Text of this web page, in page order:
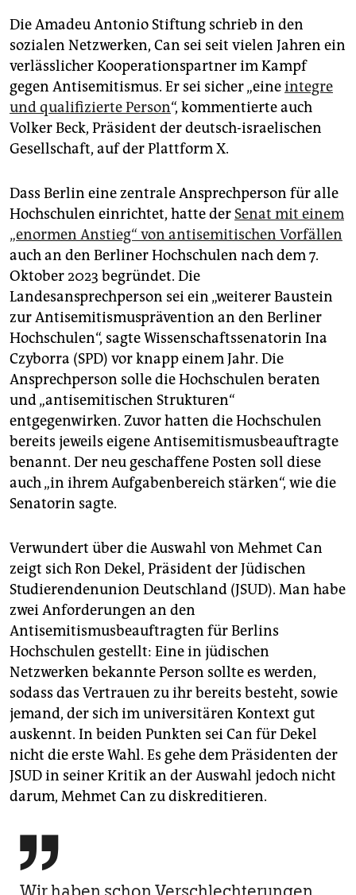
Die Amadeu Antonio Stiftung schrieb in den
sozialen Netzwerken, Can sei seit vielen Jahren ein
verlässlicher Kooperationspartner im Kampf
gegen Antisemitismus. Er sei sicher „eineintegre
und qualifizierte Person“, kommentierte auch
Volker Beck, Präsident der deutsch-israelischen
Gesellschaft, auf der Plattform X.
Dass Berlin eine zentrale Ansprechperson für alle
Hochschulen einrichtet, hatte der Senat mit einem
„enormen Anstieg“ von antisemitischen Vorfällen
auch an den Berliner Hochschulen nach dem 7.
Oktober 2023 begründet. Die
Landesansprechperson sei ein „weiterer Baustein
zur Antisemitismusprävention an den Berliner
Hochschulen“, sagte Wissenschaftssenatorin Ina
Czyborra (SPD) vor knapp einem Jahr. Die
Ansprechperson solle die Hochschulen beraten
und „antisemitischen Strukturen“
entgegenwirken. Zuvor hatten die Hochschulen
bereits jeweils eigene Antisemitismusbeauftragte
benannt. Der neu geschaffene Posten soll diese
auch „in ihrem Aufgabenbereich stärken“, wie die
Senatorin sagte.
Verwundert über die Auswahl von Mehmet Can
zeigt sich Ron Dekel, Präsident der Jüdischen
Studierendenunion Deutschland (JSUD). Man habe
zwei Anforderungen an den
Antisemitismusbeauftragten für Berlins
Hochschulen gestellt: Eine in jüdischen
Netzwerken bekannte Person sollte es werden,
sodass das Vertrauen zu ihr bereits besteht, sowie
jemand, der sich im universitären Kontext gut
auskennt. In beiden Punkten sei Can für Dekel
nicht die erste Wahl. Es gehe dem Präsidenten der
JSUD in seiner Kritik an der Auswahl jedoch nicht
darum, Mehmet Can zu diskreditieren.
